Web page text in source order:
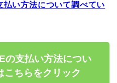
い方法について調べてい
の支払い方法につい
こちらをクリック